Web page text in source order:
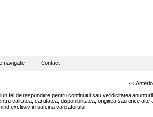
navigatie| Contact
<<
fel de raspundere pentru continutul sau veridicitatea
calitatea, cantitatea, disponibilitatea, originea sau orice alte
exclusiv in sarcina vanzatorului.